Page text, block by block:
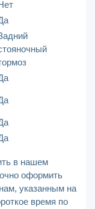
в нашем
оформить
указанным на
время по